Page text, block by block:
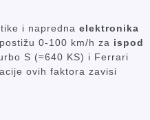
i napredna elektronika
0-100 km/h za ispod
S (≈640 KS) i Ferrari
ovih faktora zavisi